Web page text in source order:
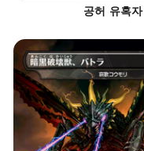
공허 유혹자